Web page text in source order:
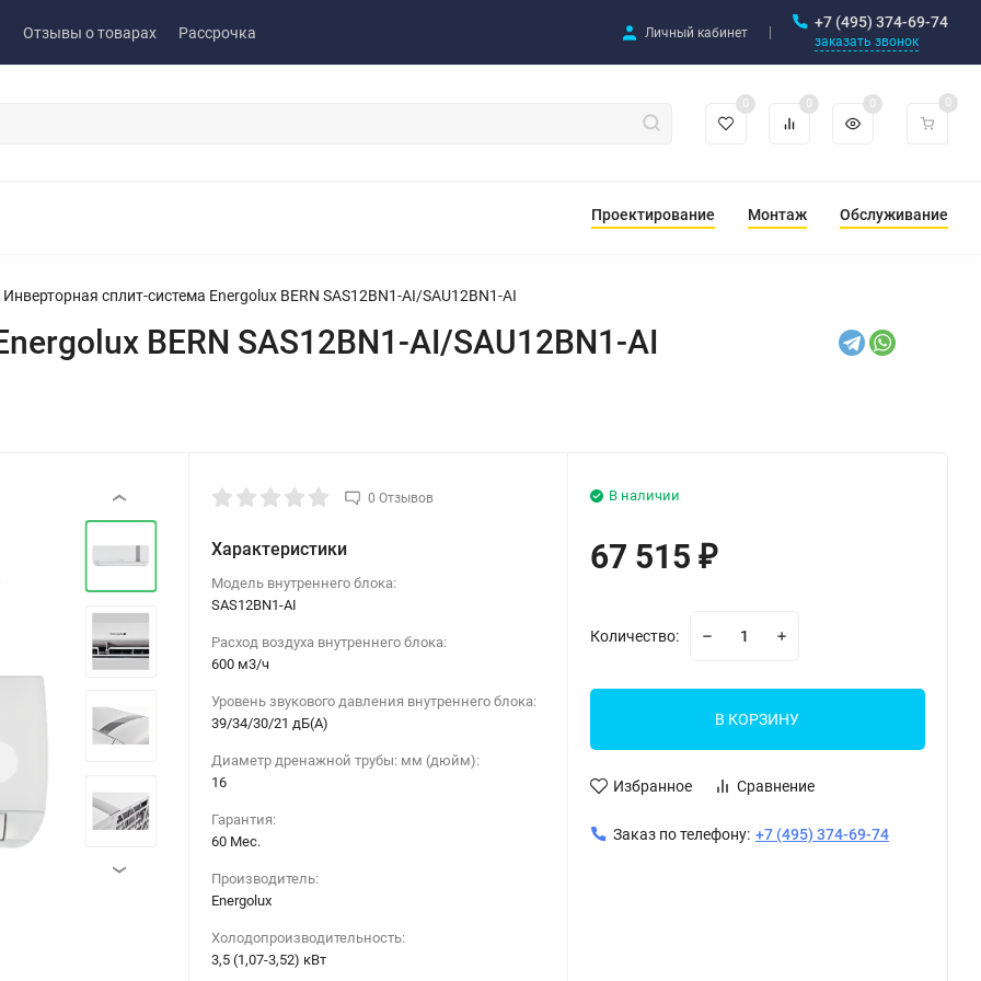
Отзывы о товарах Рассрочка Личный кабинет
+7 (495) 374-69-74
заказать звонок
0 0 0 0
Проектирование Монтаж Обслуживание
Инверторная сплит-система Energolux BERN SAS12BN1-AI/SAU12BN1-AI
BERN SAS12BN1-AI/SAU12BN1-AI
‹
›
0 Отзывов
Характеристики
Модель внутреннего блока:
SAS12BN1-AI
Расход воздуха внутреннего блока:
600 м3/ч
Уровень звукового давления внутреннего блока:
39/34/30/21 дБ(А)
Диаметр дренажной трубы: мм (дюйм):
16
Гарантия:
60 Мес.
Производитель:
Energolux
Холодопроизводительность:
3,5 (1,07-3,52) кВт
В наличии
67 515 ₽
Количество:
В КОРЗИНУ
Избранное Сравнение
Заказ по телефону: +7 (495) 374-69-74